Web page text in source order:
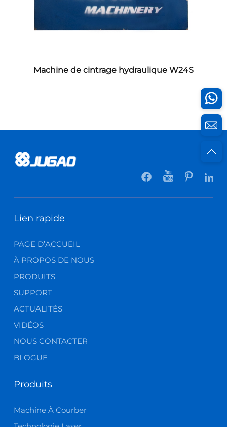
Machine de cintrage hydraulique W24S
Lien rapide
PAGE D’ACCUEIL
À PROPOS DE NOUS
PRODUITS
SUPPORT
ACTUALITÉS
VIDÉOS
NOUS CONTACTER
BLOGUE
Produits
Machine À Courber